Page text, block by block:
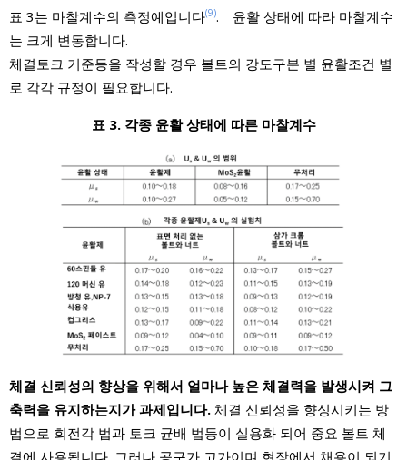
표 3는 마찰계수의 측정예입니다(9). 윤활 상태에 따라 마찰계수
는 크게 변동합니다.
체결토크 기준등을 작성할 경우 볼트의 강도구분 별 윤활조건 별
로 각각 규정이 필요합니다.
표 3. 각종 윤활 상태에 따른 마찰계수
체결 신뢰성의 향상을 위해서 얼마나 높은 체결력을 발생시켜 그
축력을 유지하는지가 과제입니다. 체결 신뢰성을 향싱시키는 방
법으로 회전각 법과 토크 균배 법등이 실용화 되어 중요 볼트 체